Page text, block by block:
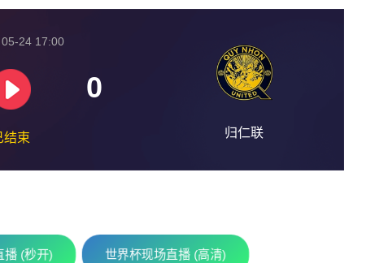
24 17:00
0
结束 归仁联
播 (秒开) 世界杯现场直播 (高清)